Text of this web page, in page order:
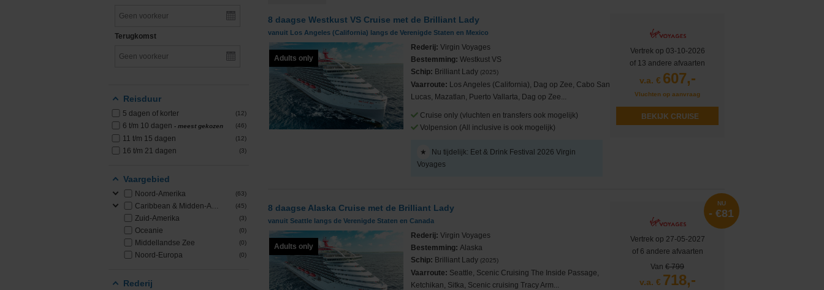
Princess Cruises
Regent Seven Seas Cruises
Seabourn
SeaDream Yacht Club
Terugkomst
Reisduur
5 dagen of korter (12)
6 t/m 10 dagen - meest gekozen (46)
11 t/m 15 dagen (12)
16 t/m 21 dagen (3)
Vaargebied
Noord-Amerika (63)
Caribbean & Midden-Amerika (45)
Zuid-Amerika (3)
Oceanie (0)
Middellandse Zee (0)
Noord-Europa (0)
Rederij
8 daagse Westkust VS Cruise met de Brilliant Lady
vanuit Los Angeles (California) langs de Verenigde Staten en Mexico
Adults only
Rederij:Virgin Voyages
Bestemming:Westkust VS
Schip: Brilliant Lady (2025)
Vaarroute: Los Angeles (California), Dag op Zee, Cabo San
Lucas, Mazatlan, Puerto Vallarta, Dag op Zee...
Cruise only (vluchten en transfers ook mogelijk)
Volpension (All inclusive is ook mogelijk)
★
Nu tijdelijk: Eet & Drink Festival 2026 Virgin
Voyages
Vertrek op 03-10-2026
of 13 andere afvaarten
v.a. € 607,-
Vluchten op aanvraag
BEKIJK CRUISE
8 daagse Alaska Cruise met de Brilliant Lady
vanuit Seattle langs de Verenigde Staten en Canada
Adults only
Rederij:Virgin Voyages
Bestemming:Alaska
Schip: Brilliant Lady (2025)
Vaarroute: Seattle, Scenic Cruising The Inside Passage,
Ketchikan, Sitka, Scenic cruising Tracy Arm...
NU
- €81
Vertrek op 27-05-2027
of 6 andere afvaarten
Van € 799
v.a. € 718,-